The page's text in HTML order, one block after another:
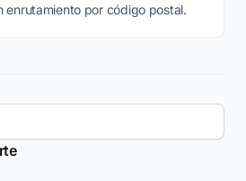
enrutamiento por código postal.